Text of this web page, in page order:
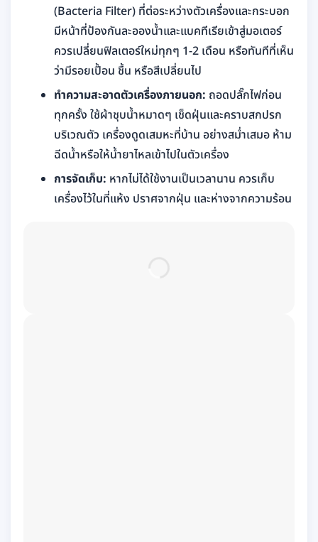
(Bacteria Filter) ที่ต่อระหว่างตัวเครื่องและกระบอก
มีหน้าที่ป้องกันละอองน้ำและแบคทีเรียเข้าสู่มอเตอร์
ควรเปลี่ยนฟิลเตอร์ใหม่ทุกๆ 1-2 เดือน หรือทันทีที่เห็น
ว่ามีรอยเปื้อน ชื้น หรือสีเปลี่ยนไป
ทำความสะอาดตัวเครื่องภายนอก: ถอดปลั๊กไฟก่อน
ทุกครั้ง ใช้ผ้าชุบน้ำหมาดๆ เช็ดฝุ่นและคราบสกปรก
บริเวณตัว เครื่องดูดเสมหะที่บ้าน อย่างสม่ำเสมอ ห้าม
ฉีดน้ำหรือให้น้ำยาไหลเข้าไปในตัวเครื่อง
การจัดเก็บ: หากไม่ได้ใช้งานเป็นเวลานาน ควรเก็บ
เครื่องไว้ในที่แห้ง ปราศจากฝุ่น และห่างจากความร้อน